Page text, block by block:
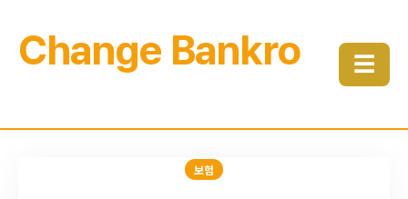
Change Bankro ☰
보험